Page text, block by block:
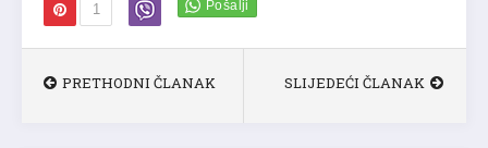
1
PRETHODNI ČLANAK SLIJEDEĆI ČLANAK